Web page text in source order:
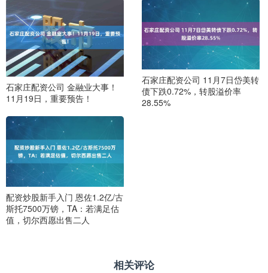
石家庄配资公司 金融业大事！
11月19日，重要预告！
石家庄配资公司 11月7日岱美转
债下跌0.72%，转股溢价率
28.55%
配资炒股新手入门 恩佐1.2亿/古
斯托7500万镑，TA：若满足估
值，切尔西愿出售二人
相关评论